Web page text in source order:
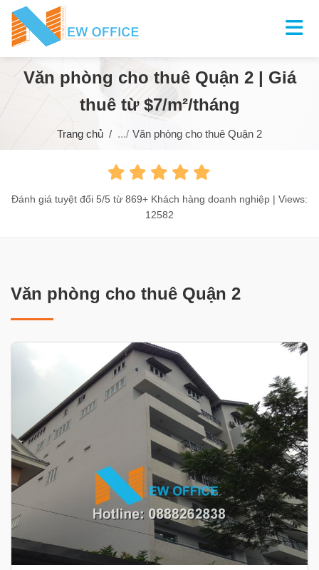
Văn phòng cho thuê Quận 2 | Giá
thuê từ $7/m²/tháng
Trang chủ Văn phòng cho thuê Quận 2
Đánh giá tuyệt đối 5/5 từ 869+ Khách hàng doanh nghiệp | Views:
12582
Văn phòng cho thuê Quận 2